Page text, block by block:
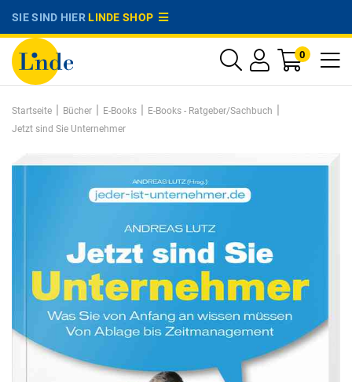
SIE SIND HIERLINDE SHOP
0
Startseite | Bücher | E-Books | E-Books - Ratgeber/Sachbuch |
Jetzt sind Sie Unternehmer